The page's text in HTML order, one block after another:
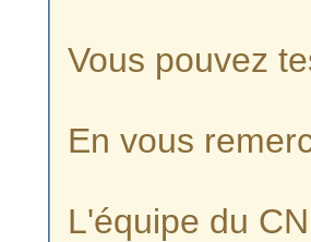
Vous pouvez
En vous
L'équipe du